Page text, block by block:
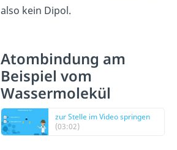
also kein Dipol.
Atombindung am
Beispiel vom
Wassermolekül
zur Stelle im Video springen
(03:02)